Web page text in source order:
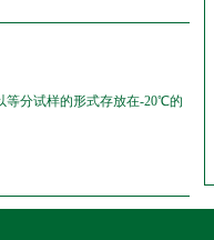
等分试样的形式存放在-20℃的